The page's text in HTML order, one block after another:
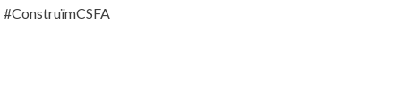
#ConstruïmCSFA